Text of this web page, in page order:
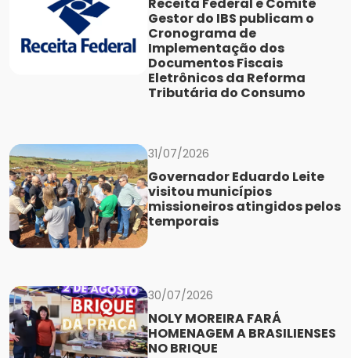
Gestor do IBS publicam o
Cronograma de
Implementação dos
Documentos Fiscais
Eletrônicos da Reforma
Tributária do Consumo
31/07/2026
Governador Eduardo Leite
visitou municípios
missioneiros atingidos pelos
temporais
30/07/2026
NOLY MOREIRA FARÁ
HOMENAGEM A BRASILIENSES
NO BRIQUE